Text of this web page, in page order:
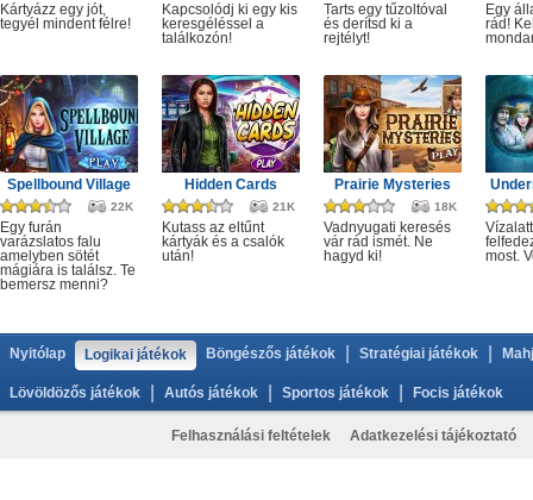
Kártyázz egy jót,
tegyél mindent félre!
Kapcsolódj ki egy kis
keresgéléssel a
találkozón!
Tarts egy tűzoltóval
és derítsd ki a
rejtélyt!
Egy
rád!
Spellbound Village
22K
Egy furán
varázslatos falu
amelyben sötét
mágiára is találsz. Te
bemersz menni?
Hidden Cards
21K
Kutass az eltűnt
kártyák és a csalók
után!
Prairie Mysteries
18K
Vadnyugati keresés
vár rád ismét. Ne
hagyd ki!
most.
Nyitólap Logikai játékok Böngészős játékok Stratégiai játékok
Lövöldözős játékok Autós játékok Sportos játékok Focis játékok
Felhasználási feltételek Adatkezelési tájékoztató